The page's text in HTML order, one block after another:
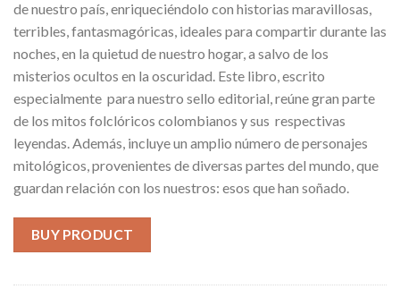
de nuestro país, enriqueciéndolo con historias maravillosas,
terribles, fantasmagóricas, ideales para compartir durante las
noches, en la quietud de nuestro hogar, a salvo de los
misterios ocultos en la oscuridad. Este libro, escrito
especialmente para nuestro sello editorial, reúne gran parte
de los mitos folclóricos colombianos y sus respectivas
leyendas. Además, incluye un amplio número de personajes
mitológicos, provenientes de diversas partes del mundo, que
guardan relación con los nuestros: esos que han soñado.
BUY PRODUCT